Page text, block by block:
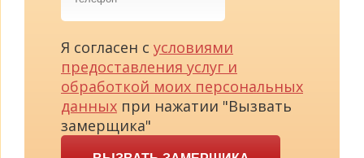
Я согласен с условиями
предоставления услуг и
обработкой моих персональных
данных при нажатии "Вызвать
замерщика"